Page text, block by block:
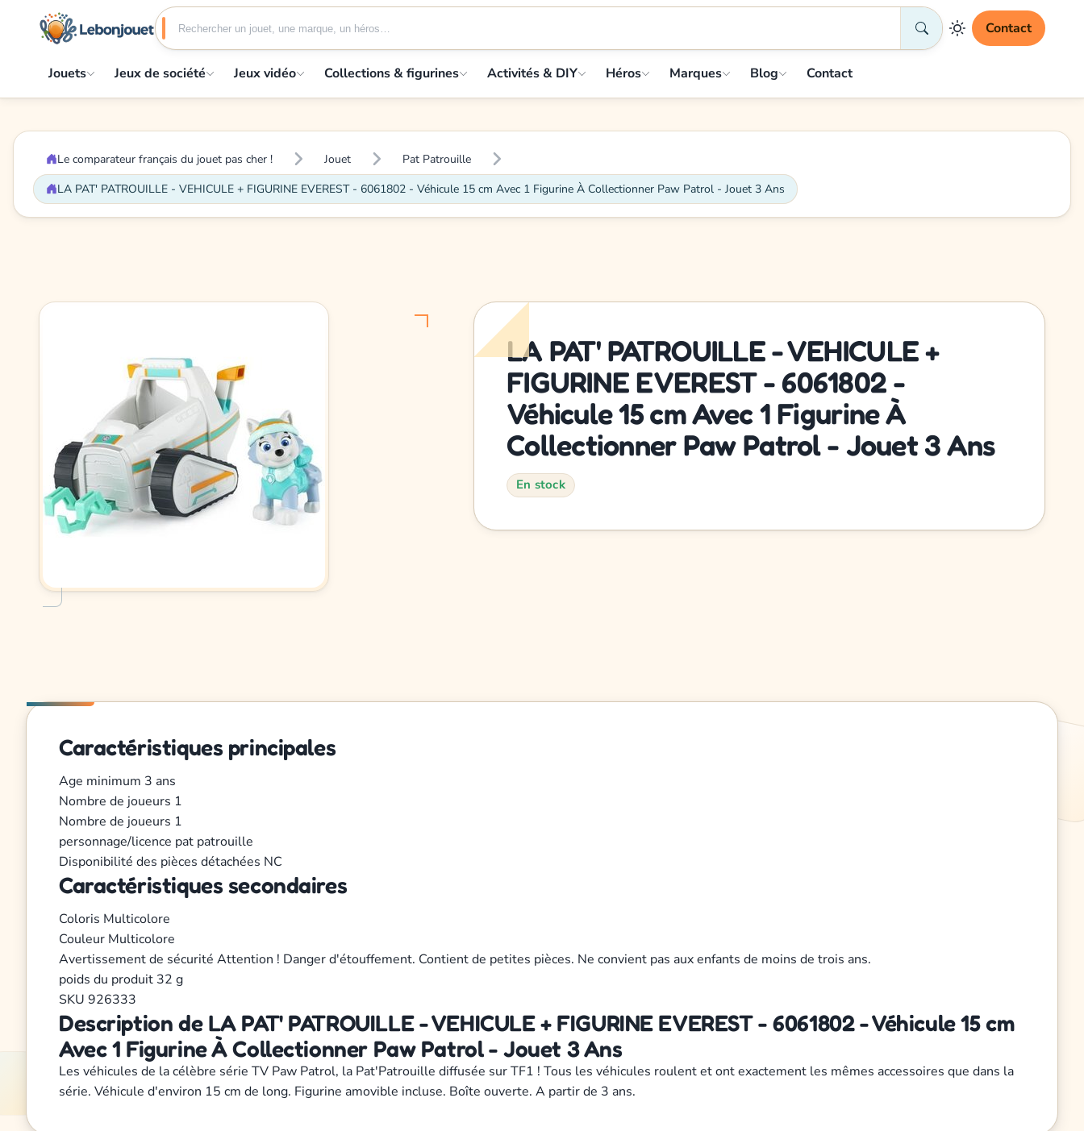
Contact
Jouets Jeux de société Jeux vidéo Collections & figurines Activités & DIY Héros Marques Blog Contact
Le comparateur français du jouet pas cher ! Jouet
Pat Patrouille
LA PAT' PATROUILLE - VEHICULE + FIGURINE EVEREST - 6061802 - Véhicule 15 cm Avec 1 Figurine À Collectionner Paw Patrol - Jouet 3 Ans
LA PAT' PATROUILLE - VEHICULE +
FIGURINE EVEREST - 6061802 -
Véhicule 15 cm Avec 1 Figurine À
Collectionner Paw Patrol - Jouet 3 Ans
En stock
Caractéristiques principales
Age minimum 3 ans
Nombre de joueurs 1
Nombre de joueurs 1
personnage/licence pat patrouille
Disponibilité des pièces détachées NC
Caractéristiques secondaires
Coloris Multicolore
Couleur Multicolore
Avertissement de sécurité Attention ! Danger d'étouffement. Contient de petites pièces. Ne convient pas aux enfants de moins de trois ans.
poids du produit 32 g
SKU 926333
Description de LA PAT' PATROUILLE - VEHICULE + FIGURINE EVEREST - 6061802 - Véhicule 15 cm
Avec 1 Figurine À Collectionner Paw Patrol - Jouet 3 Ans
Les véhicules de la célèbre série TV Paw Patrol, la Pat'Patrouille diffusée sur TF1 ! Tous les véhicules roulent et ont exactement les mêmes accessoires que dans la
série. Véhicule d'environ 15 cm de long. Figurine amovible incluse. Boîte ouverte. A partir de 3 ans.